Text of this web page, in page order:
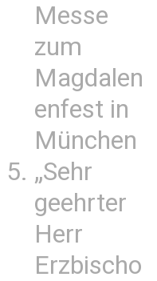
Messe
zum
Magdalen
enfest in
München
„Sehr
geehrter
Herr
Erzbischo